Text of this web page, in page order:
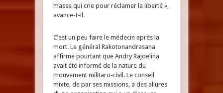
masse qui crie pour réclamer la liberté »,
avance-t-il.
C’est un peu faire le médecin après la
mort. Le général Rakotonandrasana
affirme pourtant que Andry Rajoelina
avait été informé de la nature du
mouvement militaro-civil. Le conseil
mixte, de par ses missions, a des allures